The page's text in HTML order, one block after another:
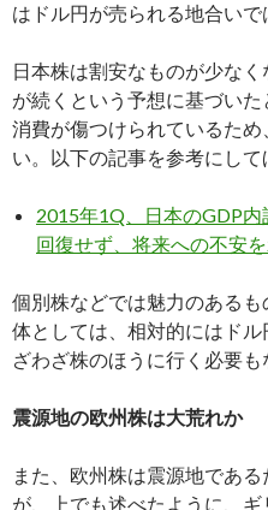
はドル円が売られる地合いで
日本株は割安なものが少な
が続くという予想に基づい
消費が傷つけられているため
い。以下の記事を参考にして
2015年1Q、日本のGDP
回復せず、将来への不安
個別株などでは魅力のある
体としては、相対的にはド
ざわざ株のほうに行く必要も
震源地の欧州株は大荒れか
また、欧州株は震源地であ
が、上でも述べたように、